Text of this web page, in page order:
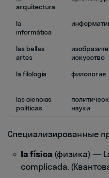
arquitectura
la
informática
las bellas
artes
искусство
la filología
филология
las ciencias
políticas
науки
Специализированные
la física (физика) —
complicada.